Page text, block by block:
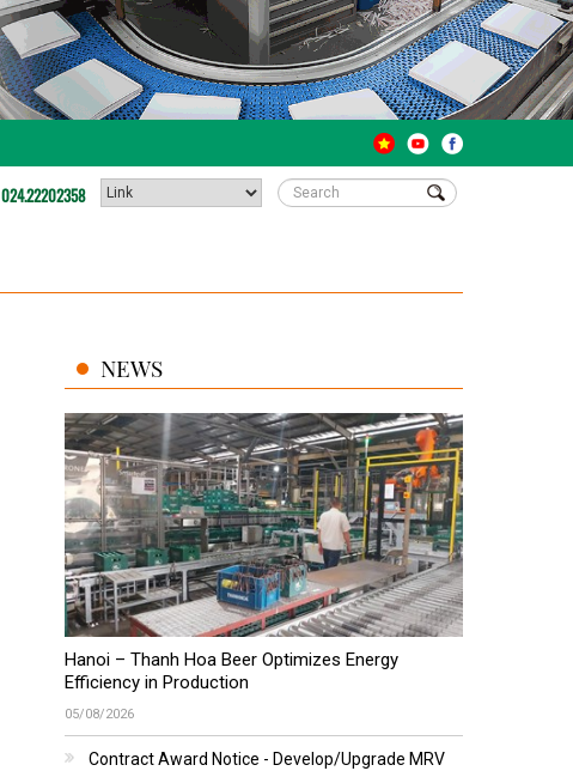
024.22202358
NEWS
Hanoi – Thanh Hoa Beer Optimizes Energy
Efficiency in Production
05/08/2026
Contract Award Notice - Develop/Upgrade MRV